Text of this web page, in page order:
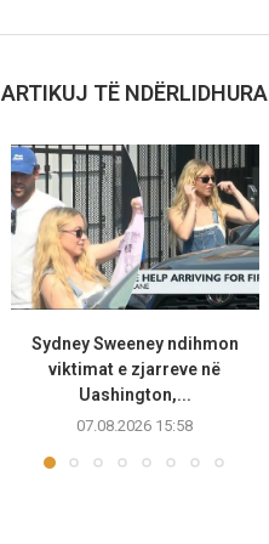
ARTIKUJ TË NDËRLIDHURA
Sydney Sweeney ndihmon
viktimat e zjarreve në
Uashington,...
07.08.2026 15:58